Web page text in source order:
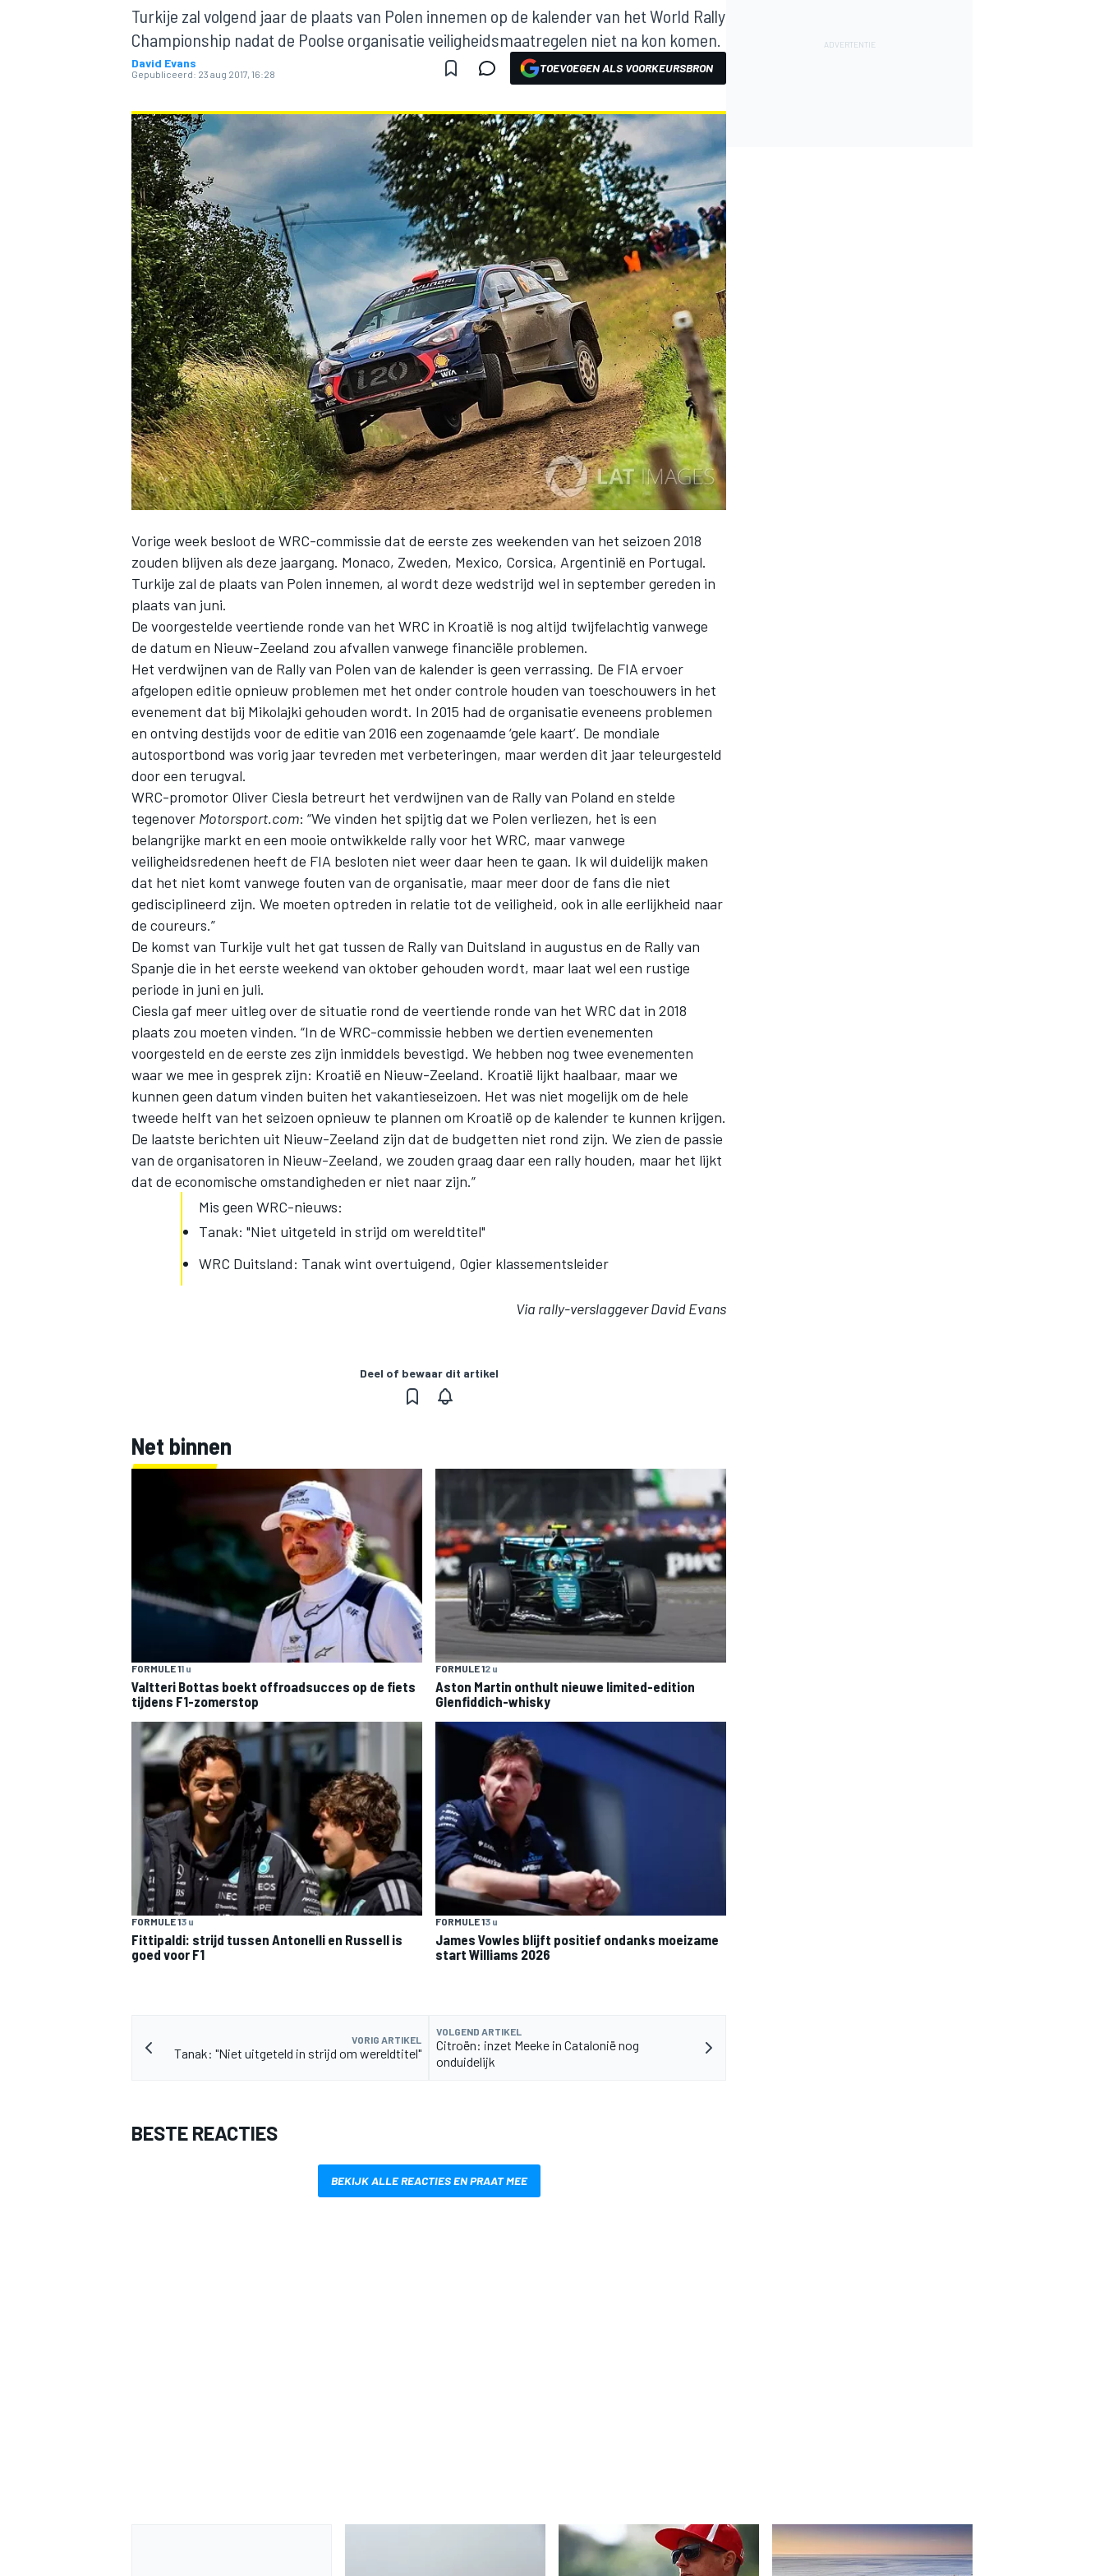
MOTOGP
INDYCAR
WEC DTM
Turkije zal volgend jaar de plaats van Polen innemen op de kalender van het World Rally
Championship nadat de Poolse organisatie veiligheidsmaatregelen niet na kon komen.
David Evans
Gepubliceerd: 23 aug 2017, 16:28 TOEVOEGEN ALS VOORKEURSBRON
Vorige week besloot de WRC-commissie dat de eerste zes weekenden van het seizoen 2018
zouden blijven als deze jaargang. Monaco, Zweden, Mexico, Corsica, Argentinië en Portugal.
Turkije zal de plaats van Polen innemen, al wordt deze wedstrijd wel in september gereden in
plaats van juni.
De voorgestelde veertiende ronde van het WRC in Kroatië is nog altijd twijfelachtig vanwege
de datum en Nieuw-Zeeland zou afvallen vanwege financiële problemen.
Het verdwijnen van de Rally van Polen van de kalender is geen verrassing. De FIA ervoer
afgelopen editie opnieuw problemen met het onder controle houden van toeschouwers in het
evenement dat bij Mikolajki gehouden wordt. In 2015 had de organisatie eveneens problemen
en ontving destijds voor de editie van 2016 een zogenaamde ‘gele kaart’. De mondiale
autosportbond was vorig jaar tevreden met verbeteringen, maar werden dit jaar teleurgesteld
door een terugval.
WRC-promotor Oliver Ciesla betreurt het verdwijnen van de Rally van Poland en stelde
tegenover Motorsport.com: “We vinden het spijtig dat we Polen verliezen, het is een
belangrijke markt en een mooie ontwikkelde rally voor het WRC, maar vanwege
veiligheidsredenen heeft de FIA besloten niet weer daar heen te gaan. Ik wil duidelijk maken
dat het niet komt vanwege fouten van de organisatie, maar meer door de fans die niet
gedisciplineerd zijn. We moeten optreden in relatie tot de veiligheid, ook in alle eerlijkheid naar
de coureurs.”
De komst van Turkije vult het gat tussen de Rally van Duitsland in augustus en de Rally van
Spanje die in het eerste weekend van oktober gehouden wordt, maar laat wel een rustige
periode in juni en juli.
Ciesla gaf meer uitleg over de situatie rond de veertiende ronde van het WRC dat in 2018
plaats zou moeten vinden. “In de WRC-commissie hebben we dertien evenementen
voorgesteld en de eerste zes zijn inmiddels bevestigd. We hebben nog twee evenementen
waar we mee in gesprek zijn: Kroatië en Nieuw-Zeeland. Kroatië lijkt haalbaar, maar we
kunnen geen datum vinden buiten het vakantieseizoen. Het was niet mogelijk om de hele
tweede helft van het seizoen opnieuw te plannen om Kroatië op de kalender te kunnen krijgen.
De laatste berichten uit Nieuw-Zeeland zijn dat de budgetten niet rond zijn. We zien de passie
van de organisatoren in Nieuw-Zeeland, we zouden graag daar een rally houden, maar het lijkt
dat de economische omstandigheden er niet naar zijn.”
Mis geen WRC-nieuws:
Tanak: "Niet uitgeteld in strijd om wereldtitel"
WRC Duitsland: Tanak wint overtuigend, Ogier klassementsleider
Via rally-verslaggever David Evans
Deel of bewaar dit artikel
Net binnen
FORMULE 11 u
Valtteri Bottas boekt offroadsucces op de fiets
tijdens F1-zomerstop
FORMULE 12 u
Aston Martin onthult nieuwe limited-edition
Glenfiddich-whisky
FORMULE 13 u
Fittipaldi: strijd tussen Antonelli en Russell is
goed voor F1
FORMULE 13 u
James Vowles blijft positief ondanks moeizame
start Williams 2026
VORIG ARTIKEL
Tanak: "Niet uitgeteld in strijd om wereldtitel"
VOLGEND ARTIKEL
Citroën: inzet Meeke in Catalonië nog
onduidelijk
BESTE REACTIES
BEKIJK ALLE REACTIES EN PRAAT MEE